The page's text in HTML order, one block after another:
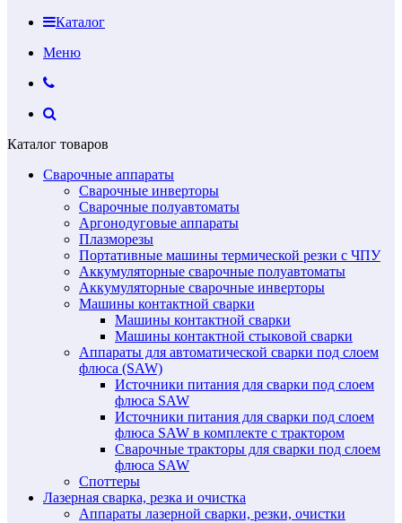
Каталог
Меню
Каталог товаров
Сварочные аппараты
Сварочные инверторы
Сварочные полуавтоматы
Аргонодуговые аппараты
Плазморезы
Портативные машины термической резки с ЧПУ
Аккумуляторные сварочные полуавтоматы
Аккумуляторные сварочные инверторы
Машины контактной сварки
Машины контактной сварки
Машины контактной стыковой сварки
Аппараты для автоматической сварки под слоем
флюса (SAW)
Источники питания для сварки под слоем
флюса SAW
Источники питания для сварки под слоем
флюса SAW в комплекте с трактором
Сварочные тракторы для сварки под слоем
флюса SAW
Споттеры
Лазерная сварка, резка и очистка
Аппараты лазерной сварки, резки, очистки